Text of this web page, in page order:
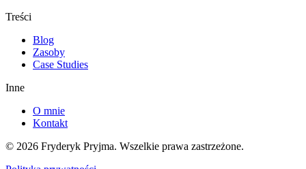
Treści
Blog
Zasoby
Case Studies
Inne
O mnie
Kontakt
© 2026 Fryderyk Pryjma. Wszelkie prawa zastrzeżone.